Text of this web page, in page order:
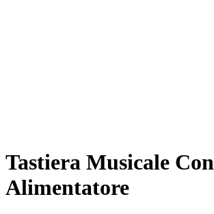
Tastiera Musicale Con
Alimentatore